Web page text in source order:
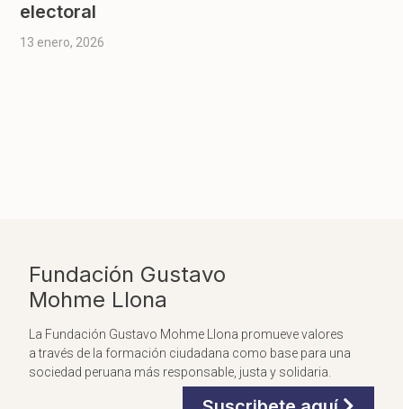
electoral
13 enero, 2026
Fundación Gustavo
Mohme Llona
La Fundación Gustavo Mohme Llona promueve valores
a través de la formación ciudadana como base para una
sociedad peruana más responsable, justa y solidaria.